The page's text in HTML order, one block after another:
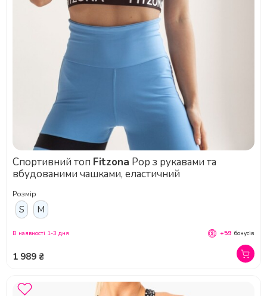
Спортивний топ Fitzona Pop з рукавами та
вбудованими чашками, еластичний
Розмір
S M
1 989 ₴
В наявності 1-3 дня +59 бонусів